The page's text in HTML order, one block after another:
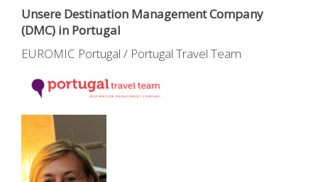
Unsere Destination Management Company
(DMC) in Portugal
EUROMIC Portugal / Portugal Travel Team